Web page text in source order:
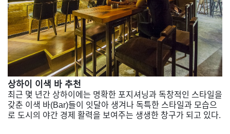
상하이 이색 바 추천
최근 몇 년간 상하이에는 명확한 포지셔닝과 독창적인 스타일을
갖춘 이색 바(Bar)들이 잇달아 생겨나 독특한 스타일과 모습으
로 도시의 야간 경제 활력을 보여주는 생생한 창구가 되고 있다.